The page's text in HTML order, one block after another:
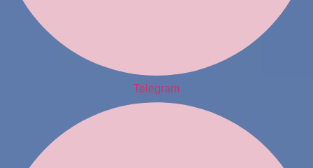
Telegram